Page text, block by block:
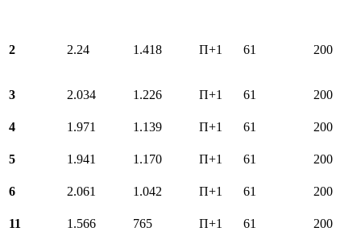
2 2.24 1.418 П+1 61 200
3 2.034 1.226 П+1 61 200
4 1.971 1.139 П+1 61 200
5 1.941 1.170 П+1 61 200
6 2.061 1.042 П+1 61 200
11 1.566 765 П+1 61 200